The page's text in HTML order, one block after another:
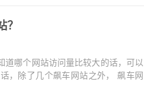
？
道哪个网站访问量比较大的话，可以
话，除了几个飙车网站之外， 飙车网